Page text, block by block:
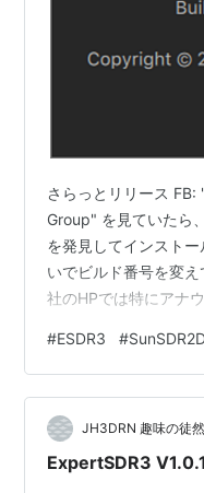
さらっとリリース
Group" を見ていたら
を発見してインスト
いでビルド番号を変
社のHPでは特にアナ
30042025 変更点は
API（Windows）のサ
追加マクロコマンド
バンド切り替えエラー
（ERS） プログラ…
#ESDR3 #
JH3DRN 趣味の徒然
ExpertSDR3